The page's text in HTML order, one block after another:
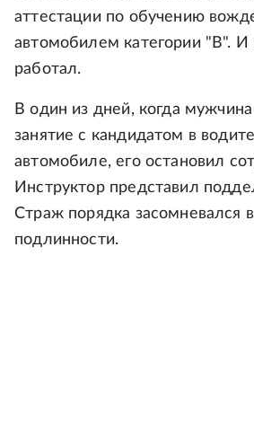
аттестации по обучению
автомобилем категории "В". И
работал.
В один из дней, когда
занятие с кандидатом в
автомобиле, его остановил
Инструктор представил
Страж порядка засомневался
подлинности.